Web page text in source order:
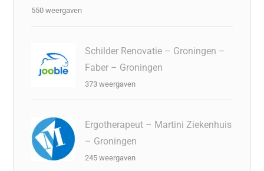
550 weergaven
Schilder Renovatie – Groningen –
Faber – Groningen
373 weergaven
Ergotherapeut – Martini Ziekenhuis
– Groningen
245 weergaven